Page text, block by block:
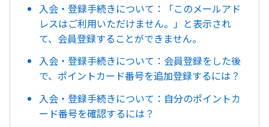
入会・登録手続きについて：「このメールアド
レスはご利用いただけません。」と表示され
て、会員登録することができません。
入会・登録手続きについて：会員登録をした後
で、ポイントカード番号を追加登録するには？
入会・登録手続きについて：自分のポイントカ
ード番号を確認するには？